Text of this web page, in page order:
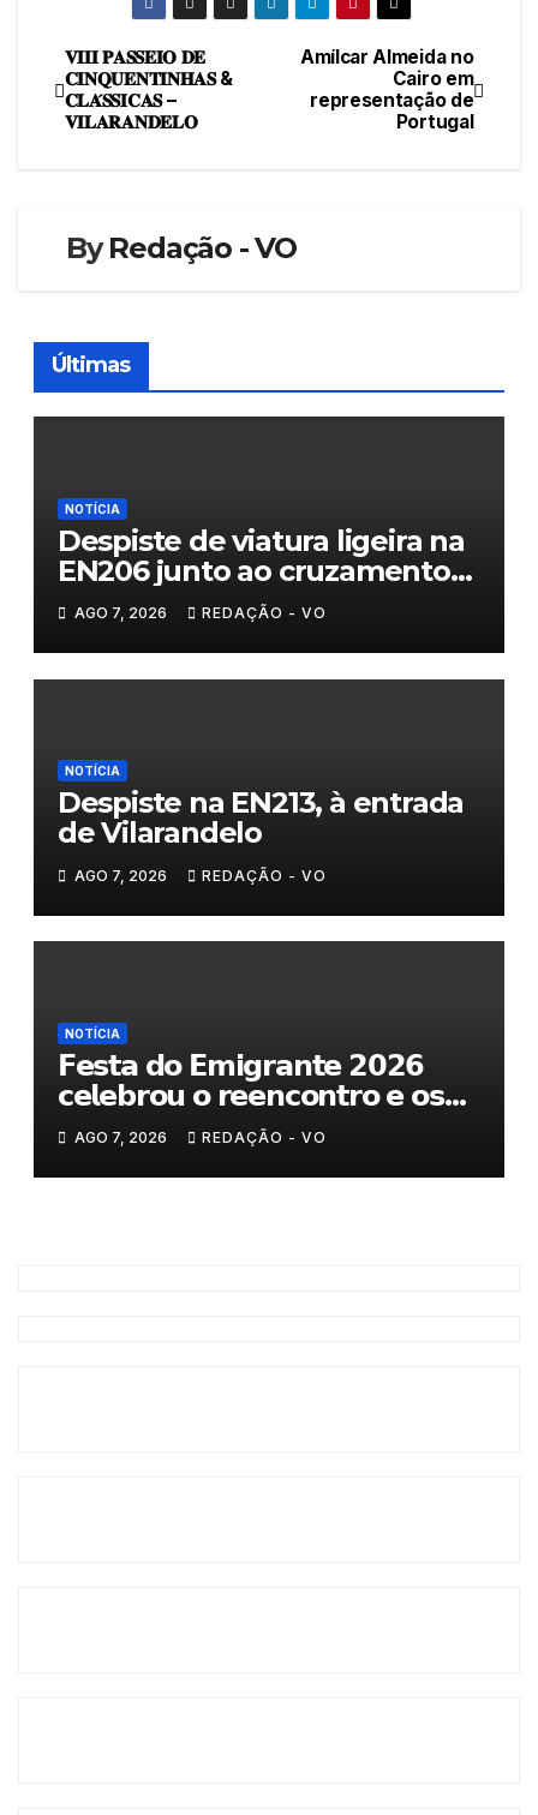
Navegação
de
Amílcar Almeida no
Cairo em
representação de
Portugal
𝐕𝐈𝐈𝐈 𝐏𝐀𝐒𝐒𝐄𝐈𝐎 𝐃𝐄
𝐂𝐈𝐍𝐐𝐔𝐄𝐍𝐓𝐈𝐍𝐇𝐀𝐒 &
𝐂𝐋𝐀́𝐒𝐒𝐈𝐂𝐀𝐒 –
𝐕𝐈𝐋𝐀𝐑𝐀𝐍𝐃𝐄𝐋𝐎
ByRedação - VO
Últimas
NOTÍCIA
Despiste de viatura ligeira na
EN206 junto ao cruzamento
Fornos do Pinhal
AGO 7, 2026 REDAÇÃO - VO
NOTÍCIA
Despiste na EN213, à entrada
de Vilarandelo
AGO 7, 2026 REDAÇÃO - VO
NOTÍCIA
𝗙𝗲𝘀𝘁𝗮 𝗱𝗼 𝗘𝗺𝗶𝗴𝗿𝗮𝗻𝘁𝗲 𝟮𝟬𝟮𝟲
𝗰𝗲𝗹𝗲𝗯𝗿𝗼𝘂 𝗼 𝗿𝗲𝗲𝗻𝗰𝗼𝗻𝘁𝗿𝗼 𝗲 𝗼𝘀
𝗹𝗮𝗰̧𝗼𝘀 𝗾𝘂𝗲 𝘂𝗻𝗲𝗺 𝗠𝘂𝗿𝗰̧𝗮
AGO 7, 2026 REDAÇÃO - VO